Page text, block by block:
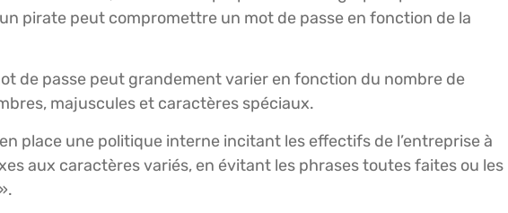
pirate peut compromettre un mot de passe en fonction de la
de passe peut grandement varier en fonction du nombre de
majuscules et caractères spéciaux.
place une politique interne incitant les effectifs de l’entreprise à
aux caractères variés, en évitant les phrases toutes faites ou les